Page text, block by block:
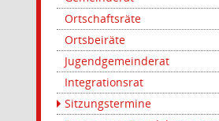
Ortschaftsräte
Ortsbeiräte
Jugendgemeinderat
Integrationsrat
Sitzungstermine